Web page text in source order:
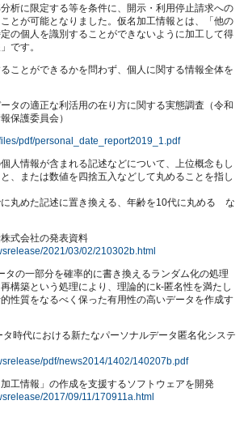
析に限定する等を条件に、開示・利用停止請求への
とが可能となりました。仮名加工情報とは、「他の
の個人を識別することができないように加工して得
です。
ことができるかを問わず、個人に関する情報全体を
タの適正な利活用の在り方に関する実態調査（令和
保護委員会）
pdf/personal_date_report2019_1.pdf
人情報が含まれる記述などについて、上位概念もし
、または数値を四捨五入などして丸めることを指し
丸めた記述に置き換える、年齢を10代に丸める な
式会社の発表資料
2021/03/02/210302b.html
タの一部分を確率的に書き換えるランダム化の処理
構築という処理により、理論的にk-匿名性を満たし
性質をなるべく保った有用性の高いデータを作成す
時代における新たなパーソナルデータ匿名化システ
pdf/news2014/1402/140207b.pdf
工情報」の作成を支援するソフトウェアを開発
2017/09/11/170911a.html